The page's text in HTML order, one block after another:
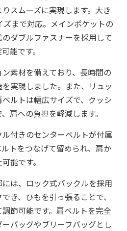
スムーズに実現します。大き
まで対応。メインポケットの
ダブルファスナーを採用して
能です。
素材を備えており、長時間の
実現しました。また、リュッ
ルトは幅広サイズで、クッシ
肩への負担を軽減します。
付きのセンターベルトが付属
トをつなげて留められ、肩か
能です。
は、ロック式バックルを採用
き、ひもを引っ張ることで、
節可能です。肩ベルトを完全
バッグやブリーフバッグとし